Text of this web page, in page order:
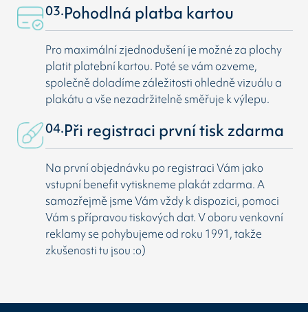
03.Pohodlná platba kartou
Pro maximální zjednodušení je možné za plochy
platit platební kartou. Poté se vám ozveme,
společně doladíme záležitosti ohledně vizuálu a
plakátu a vše nezadržitelně směřuje k výlepu.
04.Při registraci první tisk zdarma
Na první objednávku po registraci Vám jako
vstupní benefit vytiskneme plakát zdarma. A
samozřejmě jsme Vám vždy k dispozici, pomoci
Vám s přípravou tiskových dat. V oboru venkovní
reklamy se pohybujeme od roku 1991, takže
zkušenosti tu jsou :o)